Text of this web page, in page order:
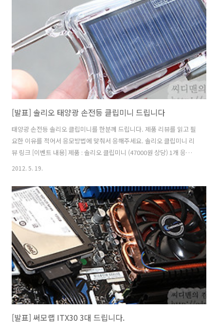
에서 직접 배송) 이벤트 기간 ~ 2012년 8월 17일 24시까지 당첨자 발표
2012년 8월 18일 이후 이 페이지에서 발표 응모방법 페이스북 또는 이
페이지 댓글에 이 제품이 필요한 이유를 자세히 적어..
[발표] 솔리오 태양광 손전등 클립미니 드립니다
태양광 손전등 솔리오 클립미니를 한분께 드립니다. 제품 리뷰를 읽고 필
요한 이유를 적어서 응모방법에 맞춰서 응해주세요. 솔리오 클립미니 리
뷰 링크 [이벤트 내용] 제품 : 솔리오 클립미니 (47000원 상당) 1개 응모
기간 : ~ 2012년 5월 25일 자정까지 응모만 한함 발표 : 5월 26일 이후 이
배송 (선불발송) [응모방법] 1. 이 게시물에 댓글로 이 제품이 필요한 이유
와 메일주소를 남겨주세요. 2. 페이스북에 이벤트 페이지에서 좋아요를
누르고 댓글로 필요한 이유와 메일주소를 남겨주세요. [페북 이동] (1번
2번 방법 중 택해서 하시면 됩니다.) 당첨자 발표 이상규 당첨자에게는
별도로 메일을 드릴 예정입니다.
2012. 5. 19.
[발표] 써모랩 ITX30 3대 드립니다.